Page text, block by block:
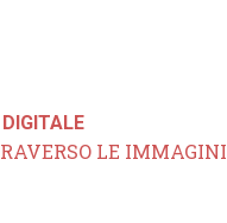
LE IMMAGINI